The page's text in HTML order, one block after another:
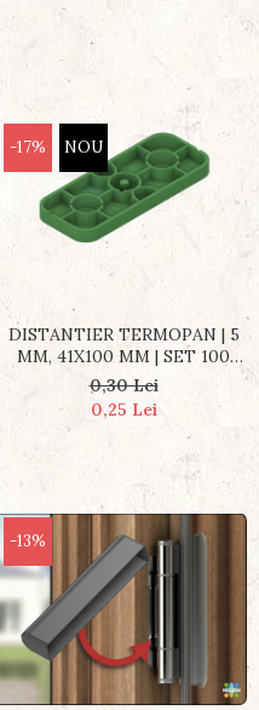
-17% NOU
DISTANTIER TERMOPAN | 5
MM, 41X100 MM | SET 100
BUCĂȚI
0,30 Lei
0,25 Lei
-13%